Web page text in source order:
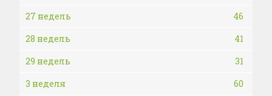
27 недель
46
28 недель
41
29 недель
31
3 неделя
60